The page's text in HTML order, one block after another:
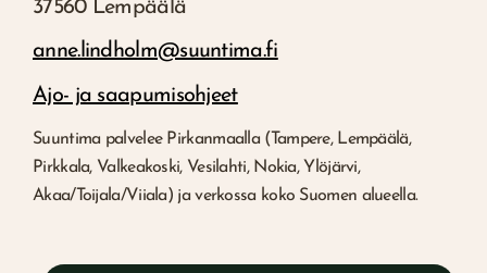
37560 Lempäälä
anne.lindholm@suuntima.fi
Ajo- ja saapumisohjeet
Suuntima palvelee Pirkanmaalla (Tampere, Lempäälä,
Pirkkala, Valkeakoski, Vesilahti, Nokia, Ylöjärvi,
Akaa/Toijala/Viiala) ja verkossa koko Suomen alueella.